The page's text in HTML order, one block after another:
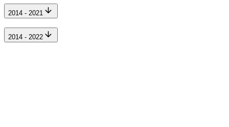
2014 - 2021
2014 - 2022